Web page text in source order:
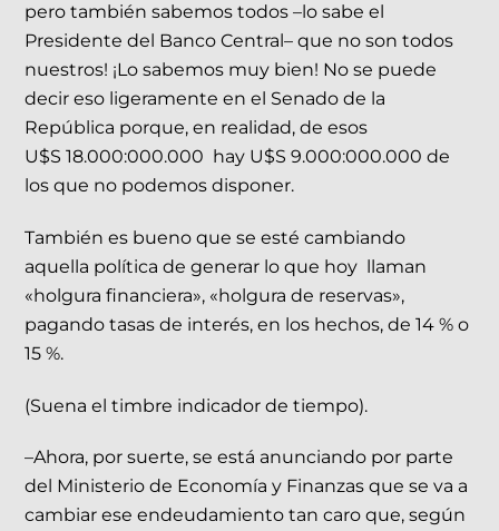
pero también sabemos todos –lo sabe el
Presidente del Banco Central– que no son todos
nuestros! ¡Lo sabemos muy bien! No se puede
decir eso ligeramente en el Senado de la
República porque, en realidad, de esos
U$S 18.000:000.000 hay U$S 9.000:000.000 de
los que no podemos disponer.
También es bueno que se esté cambiando
aquella política de generar lo que hoy llaman
«holgura financiera», «holgura de reservas»,
pagando tasas de interés, en los hechos, de 14 % o
15 %.
(Suena el timbre indicador de tiempo).
–Ahora, por suerte, se está anunciando por parte
del Ministerio de Economía y Finanzas que se va a
cambiar ese endeudamiento tan caro que, según